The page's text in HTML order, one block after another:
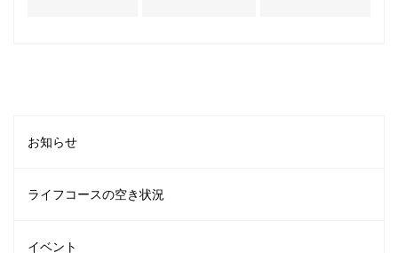
お知らせ
ライフコースの空き状況
イベント